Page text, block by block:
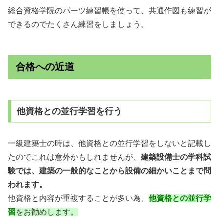
総合資格学院のパーツ練習帳を使って、共通作図も練習が
できるのでたくさん練習をしましょう。
合格への近道
他資格との並行学習を行う
一級建築士の時は、他資格との並行学習をしないと記載し
たのでこれは意外かもしれませんが、 建築設備士の学科試
験では、 建築の一般的なことから設備の細かいことまで問
われます。
他資格と内容が重複することが多い為、 他資格との並行学
習をお勧めします。